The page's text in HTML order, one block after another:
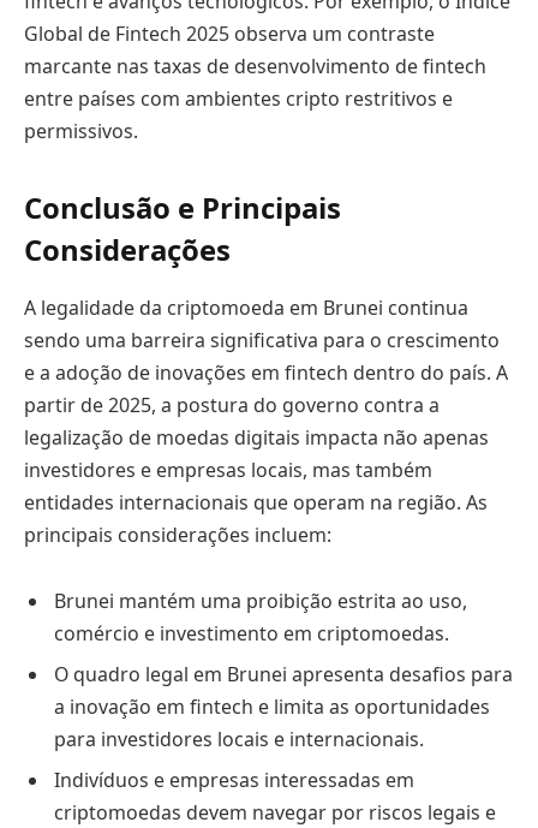
Global de Fintech 2025 observa um contraste
marcante nas taxas de desenvolvimento de fintech
entre países com ambientes cripto restritivos e
permissivos.
Conclusão e Principais
Considerações
A legalidade da criptomoeda em Brunei continua
sendo uma barreira significativa para o crescimento
e a adoção de inovações em fintech dentro do país. A
partir de 2025, a postura do governo contra a
legalização de moedas digitais impacta não apenas
investidores e empresas locais, mas também
entidades internacionais que operam na região. As
principais considerações incluem:
Brunei mantém uma proibição estrita ao uso,
comércio e investimento em criptomoedas.
O quadro legal em Brunei apresenta desafios para
a inovação em fintech e limita as oportunidades
para investidores locais e internacionais.
Indivíduos e empresas interessadas em
criptomoedas devem navegar por riscos legais e